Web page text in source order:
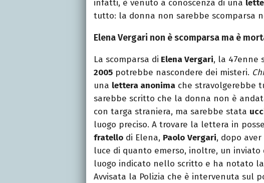
infatti, è venuto a conoscenza di una
tutto: la donna non sarebbe scomparsa
Elena Vergari non è scomparsa ma è
La scomparsa di Elena Vergari, la 47enne
2005 potrebbe nascondere dei misteri.
una lettera anonima che stravolgerebbe
sarebbe scritto che la donna non è
con targa straniera, ma sarebbe stata
luogo preciso. A trovare la lettera in
fratello di Elena, Paolo Vergari, dopo
luce di quanto emerso, inoltre, un inviato
luogo indicato nello scritto e ha notato
Avvisata la Polizia che è intervenuta sul